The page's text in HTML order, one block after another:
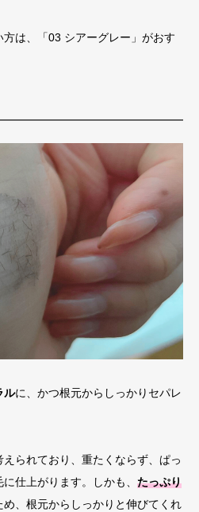
は、「03 シアーグレー」がおす
ルに、かつ根元からしっかりセパレ
られており、重たくならず、ぱっ
仕上がります。しかも、 たっぷり
め、根元からしっかりと伸びてくれ